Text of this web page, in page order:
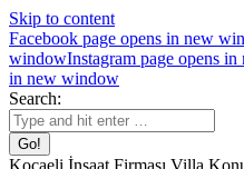
Skip to content
Facebook page opens in new
windowInstagram page opens
in new window
Search:
Kocaeli İnşaat Firması Villa